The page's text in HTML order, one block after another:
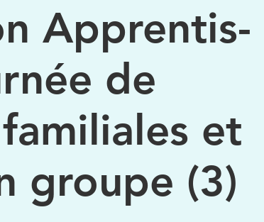
Apprentis-
de
et
groupe (3)